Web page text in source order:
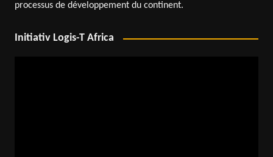
processus de développement du continent.
Initiativ Logis-T Africa